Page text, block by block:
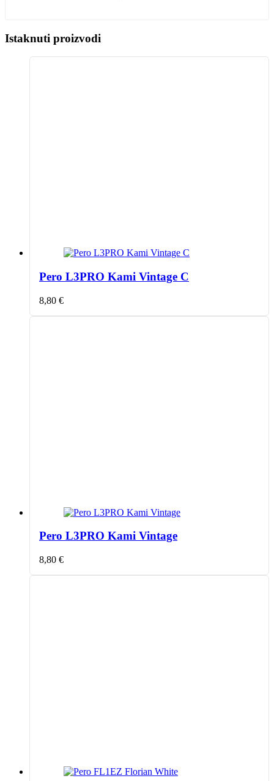
Istaknuti proizvodi
Pero L3PRO Kami Vintage C
8,80 €
Pero L3PRO Kami Vintage
8,80 €